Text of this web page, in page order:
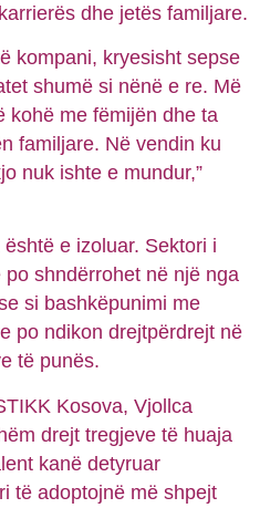
dhe jetës familjare.
kompani, kryesisht sepse
shumë si nënë e re. Më
kohë me fëmijën dhe ta
familjare. Në vendin ku
nuk ishte e mundur,”
e izoluar. Sektori i
shndërrohet në një nga
si bashkëpunimi me
po ndikon drejtpërdrejt në
të punës.
Kosova, Vjollca
drejt tregjeve të huaja
kanë detyruar
të adoptojnë më shpejt